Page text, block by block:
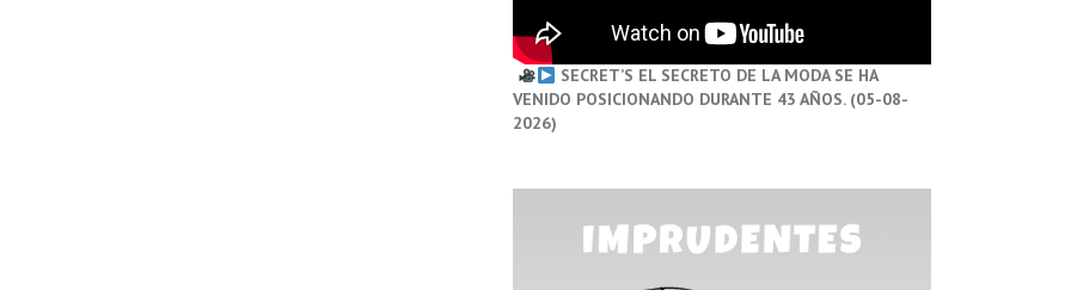
SECRET’S EL SECRETO DE LA MODA SE HA
VENIDO POSICIONANDO DURANTE 43 AÑOS. (05-08-
2026)